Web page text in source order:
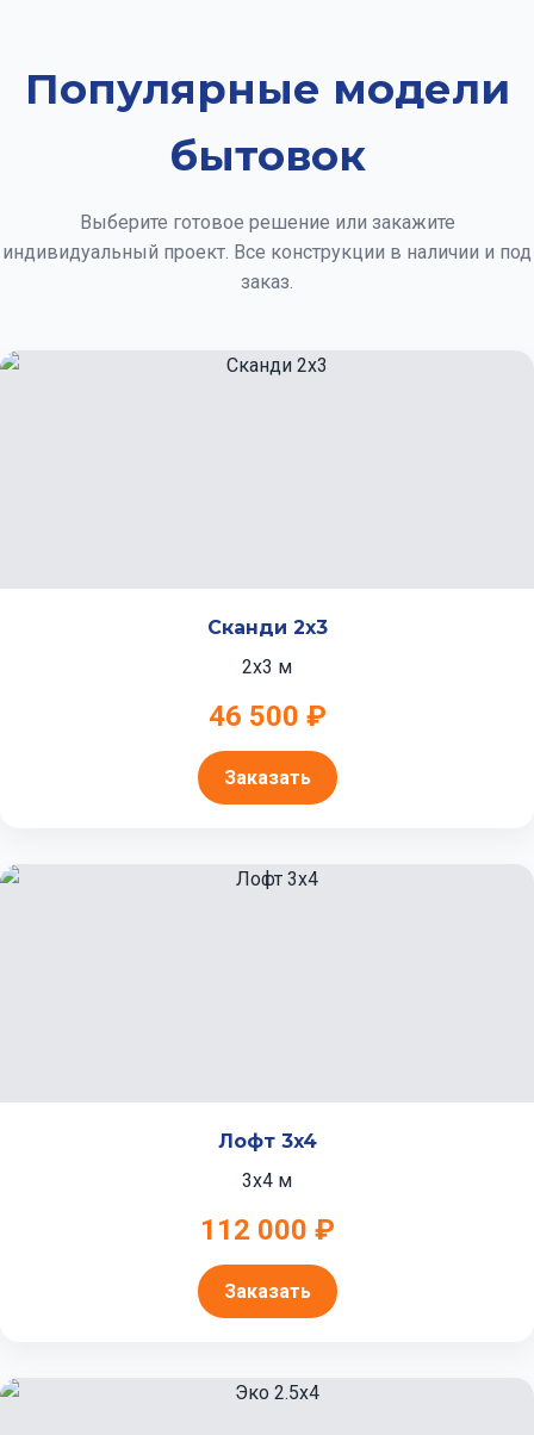
Популярные модели
бытовок
Выберите готовое решение или закажите
индивидуальный проект. Все конструкции в наличии и под
заказ.
Сканди 2x3
2x3 м
46 500 ₽
Заказать
Лофт 3x4
3x4 м
112 000 ₽
Заказать